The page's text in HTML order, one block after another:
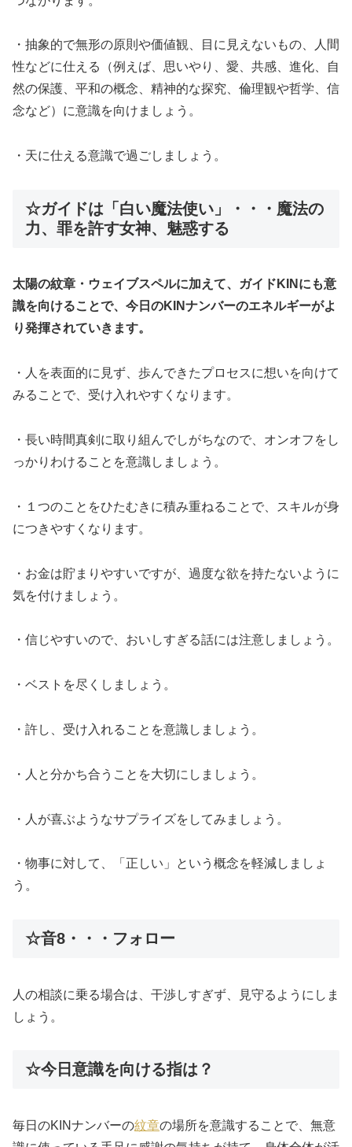
・抽象的で無形の原則や価値観、目に見えないもの、人間
性などに仕える（例えば、思いやり、愛、共感、進化、自
然の保護、平和の概念、精神的な探究、倫理観や哲学、信
念など）に意識を向けましょう。
・天に仕える意識で過ごしましょう。
☆ガイドは「白い魔法使い」・・・魔法の
力、罪を許す女神、魅惑する
太陽の紋章・ウェイブスペルに加えて、ガイドKINにも意
識を向けることで、今日のKINナンバーのエネルギーがよ
り発揮されていきます。
・人を表面的に見ず、歩んできたプロセスに想いを向けて
みることで、受け入れやすくなります。
・長い時間真剣に取り組んでしがちなので、オンオフをし
っかりわけることを意識しましょう。
・１つのことをひたむきに積み重ねることで、スキルが身
につきやすくなります。
・お金は貯まりやすいですが、過度な欲を持たないように
気を付けましょう。
・信じやすいので、おいしすぎる話には注意しましょう。
・ベストを尽くしましょう。
・許し、受け入れることを意識しましょう。
・人と分かち合うことを大切にしましょう。
・人が喜ぶようなサプライズをしてみましょう。
・物事に対して、「正しい」という概念を軽減しましょ
う。
☆音8・・・フォロー
人の相談に乗る場合は、干渉しすぎず、見守るようにしま
しょう。
☆今日意識を向ける指は？
毎日のKINナンバーの紋章の場所を意識することで、無意